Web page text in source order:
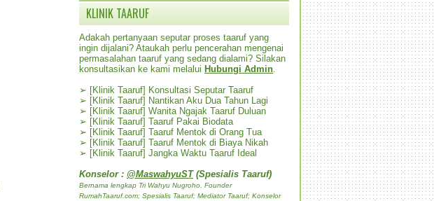
KLINIK TAARUF
Adakah pertanyaan seputar proses taaruf yang
ingin dijalani? Ataukah perlu pencerahan mengenai
permasalahan taaruf yang sedang dialami? Silakan
konsultasikan ke kami melalui Hubungi Admin
➢ [Klinik Taaruf] Konsultasi Seputar Taaruf
➢ [Klinik Taaruf] Nantikan Aku Dua Tahun Lagi
➢ [Klinik Taaruf] Wanita Ngajak Taaruf Duluan
➢ [Klinik Taaruf] Taaruf Pakai Biodata
➢ [Klinik Taaruf] Taaruf Mentok di Orang Tua
➢ [Klinik Taaruf] Taaruf Mentok di Biaya Nikah
➢ [Klinik Taaruf] Jangka Waktu Taaruf Ideal
Konselor : @MaswahyuST(Spesialis Taaruf)
Bernama lengkap Tri Wahyu Nugroho. Founder
RumahTaaruf.com; Spesialis Taaruf; Mediator Taaruf; Konselor